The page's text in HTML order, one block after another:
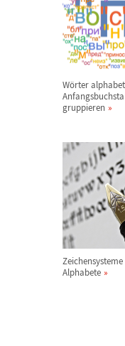
Wörter
gruppieren
Alphabete